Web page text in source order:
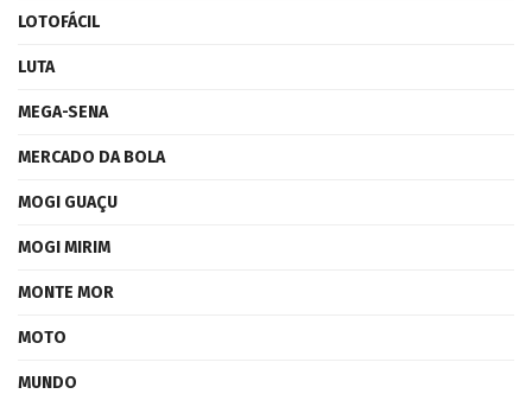
LOTOFÁCIL
LUTA
MEGA-SENA
MERCADO DA BOLA
MOGI GUAÇU
MOGI MIRIM
MONTE MOR
MOTO
MUNDO